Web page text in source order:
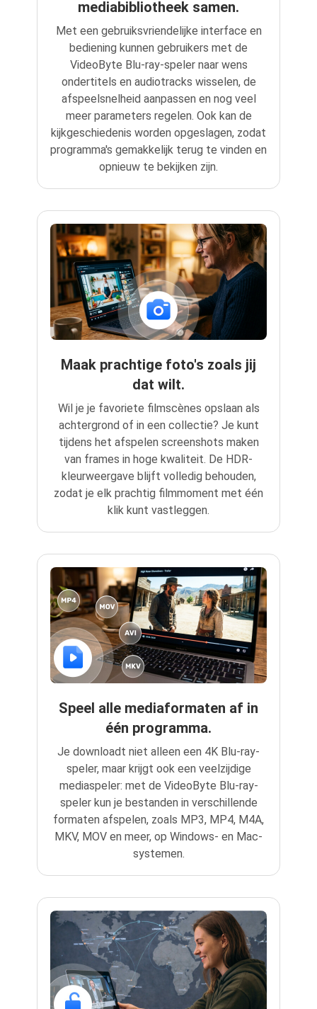
mediabibliotheek samen.
Met een gebruiksvriendelijke interface en
bediening kunnen gebruikers met de
VideoByte Blu-ray-speler naar wens
ondertitels en audiotracks wisselen, de
afspeelsnelheid aanpassen en nog veel
meer parameters regelen. Ook kan de
kijkgeschiedenis worden opgeslagen, zodat
programma's gemakkelijk terug te vinden en
opnieuw te bekijken zijn.
Maak prachtige foto's zoals jij
dat wilt.
Wil je je favoriete filmscènes opslaan als
achtergrond of in een collectie? Je kunt
tijdens het afspelen screenshots maken
van frames in hoge kwaliteit. De HDR-
kleurweergave blijft volledig behouden,
zodat je elk prachtig filmmoment met één
klik kunt vastleggen.
Speel alle mediaformaten af in
één programma.
Je downloadt niet alleen een 4K Blu-ray-
speler, maar krijgt ook een veelzijdige
mediaspeler: met de VideoByte Blu-ray-
speler kun je bestanden in verschillende
formaten afspelen, zoals MP3, MP4, M4A,
MKV, MOV en meer, op Windows- en Mac-
systemen.